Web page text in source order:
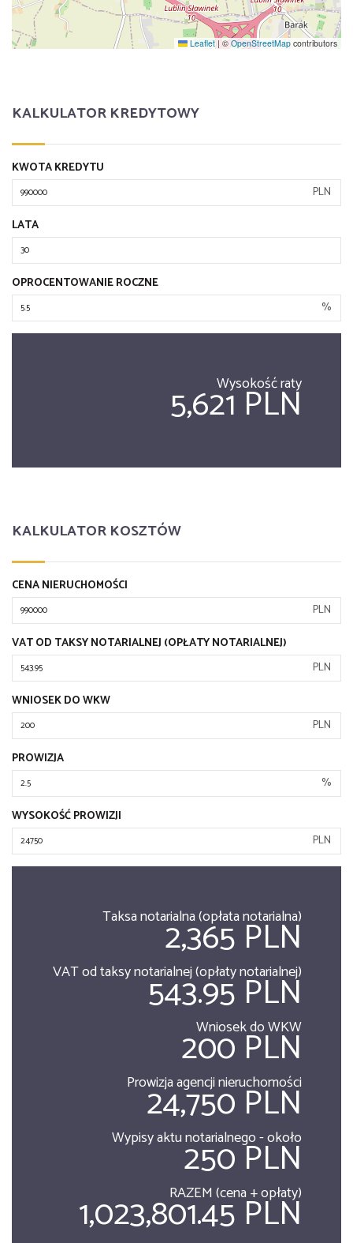
Leaflet | © OpenStreetMap contributors
KALKULATOR KREDYTOWY
KWOTA KREDYTU
PLN
LATA
OPROCENTOWANIE ROCZNE
%
Wysokość raty
5,621 PLN
KALKULATOR KOSZTÓW
CENA NIERUCHOMOŚCI
PLN
VAT OD TAKSY NOTARIALNEJ (OPŁATY NOTARIALNEJ)
PLN
WNIOSEK DO WKW
PLN
PROWIZJA
%
WYSOKOŚĆ PROWIZJI
PLN
Taksa notarialna (opłata notarialna)
2,365 PLN
VAT od taksy notarialnej (opłaty notarialnej)
543.95 PLN
Wniosek do WKW
200 PLN
Prowizja agencji nieruchomości
24,750 PLN
Wypisy aktu notarialnego - około
250 PLN
RAZEM (cena + opłaty)
1,023,801.45 PLN